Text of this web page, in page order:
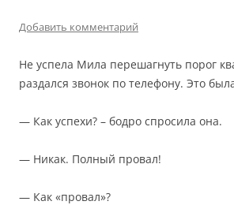
Добавить комментарий
Не успела Мила перешагнуть порог
раздался звонок по телефону. Это
— Как успехи? – бодро спросила она.
— Никак. Полный провал!
— Как «провал»?